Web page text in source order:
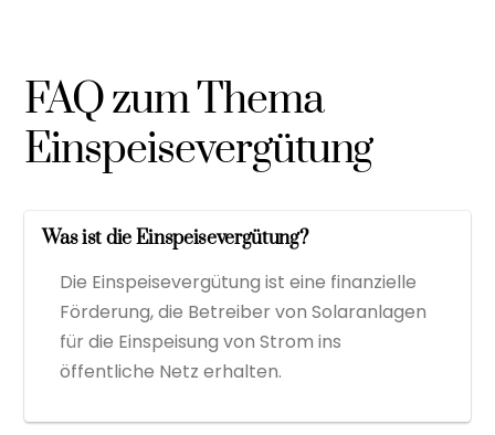
FAQ zum Thema
Einspeisevergütung
Was ist die Einspeisevergütung?
Die Einspeisevergütung ist eine finanzielle
Förderung, die Betreiber von Solaranlagen
für die Einspeisung von Strom ins
öffentliche Netz erhalten.